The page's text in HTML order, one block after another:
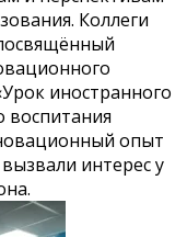
Коллеги
иностранного
воспитания
опыт
интерес у